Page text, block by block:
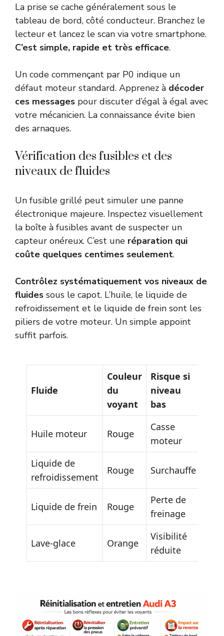
La prise se cache généralement sous le
tableau de bord, côté conducteur. Branchez le
lecteur et lancez le scan via votre smartphone.
C’est simple, rapide et très efficace.
Un code commençant par P0 indique un
défaut moteur standard. Apprenez à décoder
ces messages pour discuter d’égal à égal avec
votre mécanicien. La connaissance évite bien
des arnaques.
Vérification des fusibles et des
niveaux de fluides
Un fusible grillé peut simuler une panne
électronique majeure. Inspectez visuellement
la boîte à fusibles avant de suspecter un
capteur onéreux. C’est une réparation qui
coûte quelques centimes seulement.
Contrôlez systématiquement vos niveaux de
fluides sous le capot. L’huile, le liquide de
refroidissement et le liquide de frein sont les
piliers de votre moteur. Un simple appoint
suffit parfois.
Fluide
Couleur
du
voyant
Risque si
niveau
bas
Huile moteur Rouge
Casse
moteur
Liquide de
refroidissement
Rouge Surchauffe
Liquide de frein Rouge
Perte de
freinage
Lave-glace Orange
Visibilité
réduite